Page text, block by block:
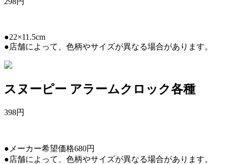
●22×11.5cm
●店舗によって、色柄やサイズが異なる場合があります。
スヌーピー アラームクロック各種
398円
●メーカー希望価格680円
●店舗によって、色柄やサイズが異なる場合があります。